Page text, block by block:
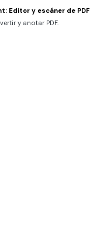
Editor y escáner de PDF
y anotar PDF.